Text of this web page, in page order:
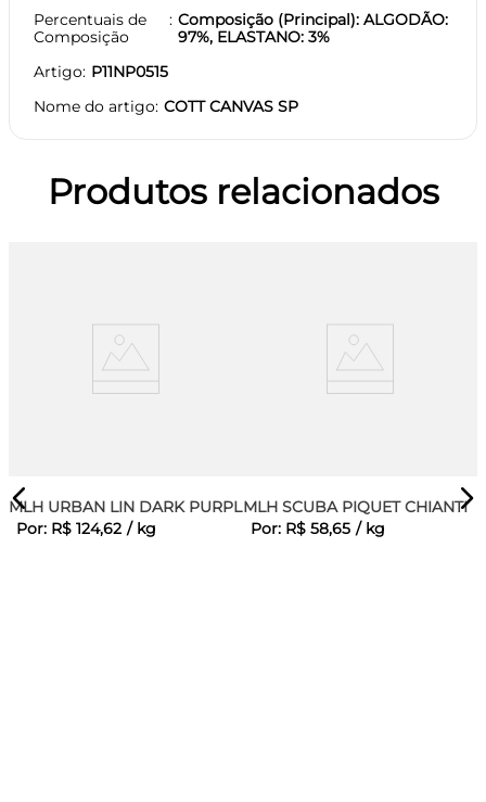
Percentuais de
Composição
Composição (Principal): ALGODÃO:
97%, ELASTANO: 3%
Artigo P11NP0515
Nome do artigo COTT CANVAS SP
Produtos relacionados
MLH URBAN LIN DARK PURPLE
Por: R$ 124,62 / kg
MLH SCUBA PIQUET CHIANTI
Por: R$ 58,65 / kg